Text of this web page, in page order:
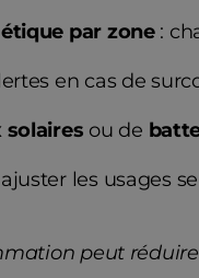
par zone:
en cas de
solaires ou de
les usages
peut réduire